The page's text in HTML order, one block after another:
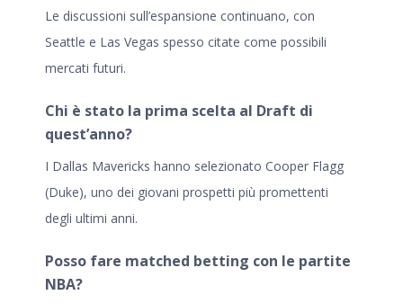
Le discussioni sull’espansione continuano, con
Seattle e Las Vegas spesso citate come possibili
mercati futuri.
Chi è stato la prima scelta al Draft di
quest’anno?
I Dallas Mavericks hanno selezionato Cooper Flagg
(Duke), uno dei giovani prospetti più promettenti
degli ultimi anni.
Posso fare matched betting con le partite
NBA?